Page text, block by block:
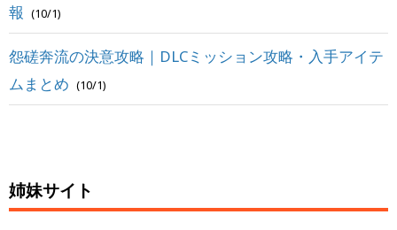
報 (10/1)
怨磋奔流の決意攻略｜DLCミッション攻略・入手アイテ
ムまとめ (10/1)
姉妹サイト